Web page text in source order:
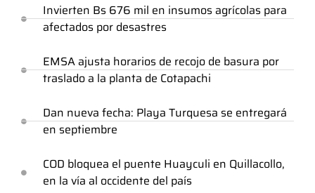
Invierten Bs 676 mil en insumos agrícolas para
afectados por desastres
EMSA ajusta horarios de recojo de basura por
traslado a la planta de Cotapachi
Dan nueva fecha: Playa Turquesa se entregará
en septiembre
COD bloquea el puente Huayculi en Quillacollo,
en la vía al occidente del país